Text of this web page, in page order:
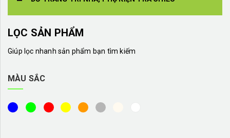
LỌC SẢN PHẨM
Giúp lọc nhanh sản phẩm bạn tìm kiếm
MÀU SẮC